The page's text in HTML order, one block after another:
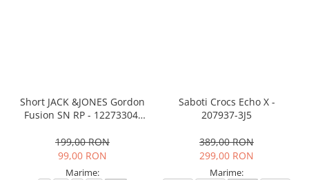
Short JACK &JONES Gordon
Fusion SN RP - 12273304-
199,00 RON
99,00 RON
Marime:
Saboti Crocs Echo X -
207937-3J5
389,00 RON
299,00 RON
Marime: